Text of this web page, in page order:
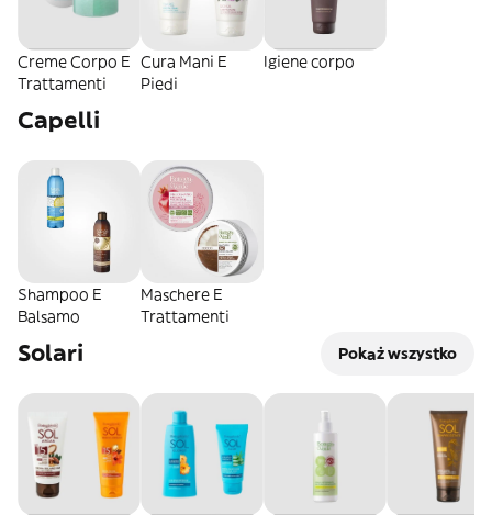
Creme Corpo E
Trattamenti
Cura Mani E
Piedi
Igiene corpo
Capelli
Shampoo E
Balsamo
Maschere E
Trattamenti
Solari Pokaż wszystko